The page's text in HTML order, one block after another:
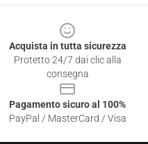
Acquista in tutta sicurezza
Protetto 24/7 dai clic alla
consegna
Pagamento sicuro al 100%
PayPal / MasterCard / Visa